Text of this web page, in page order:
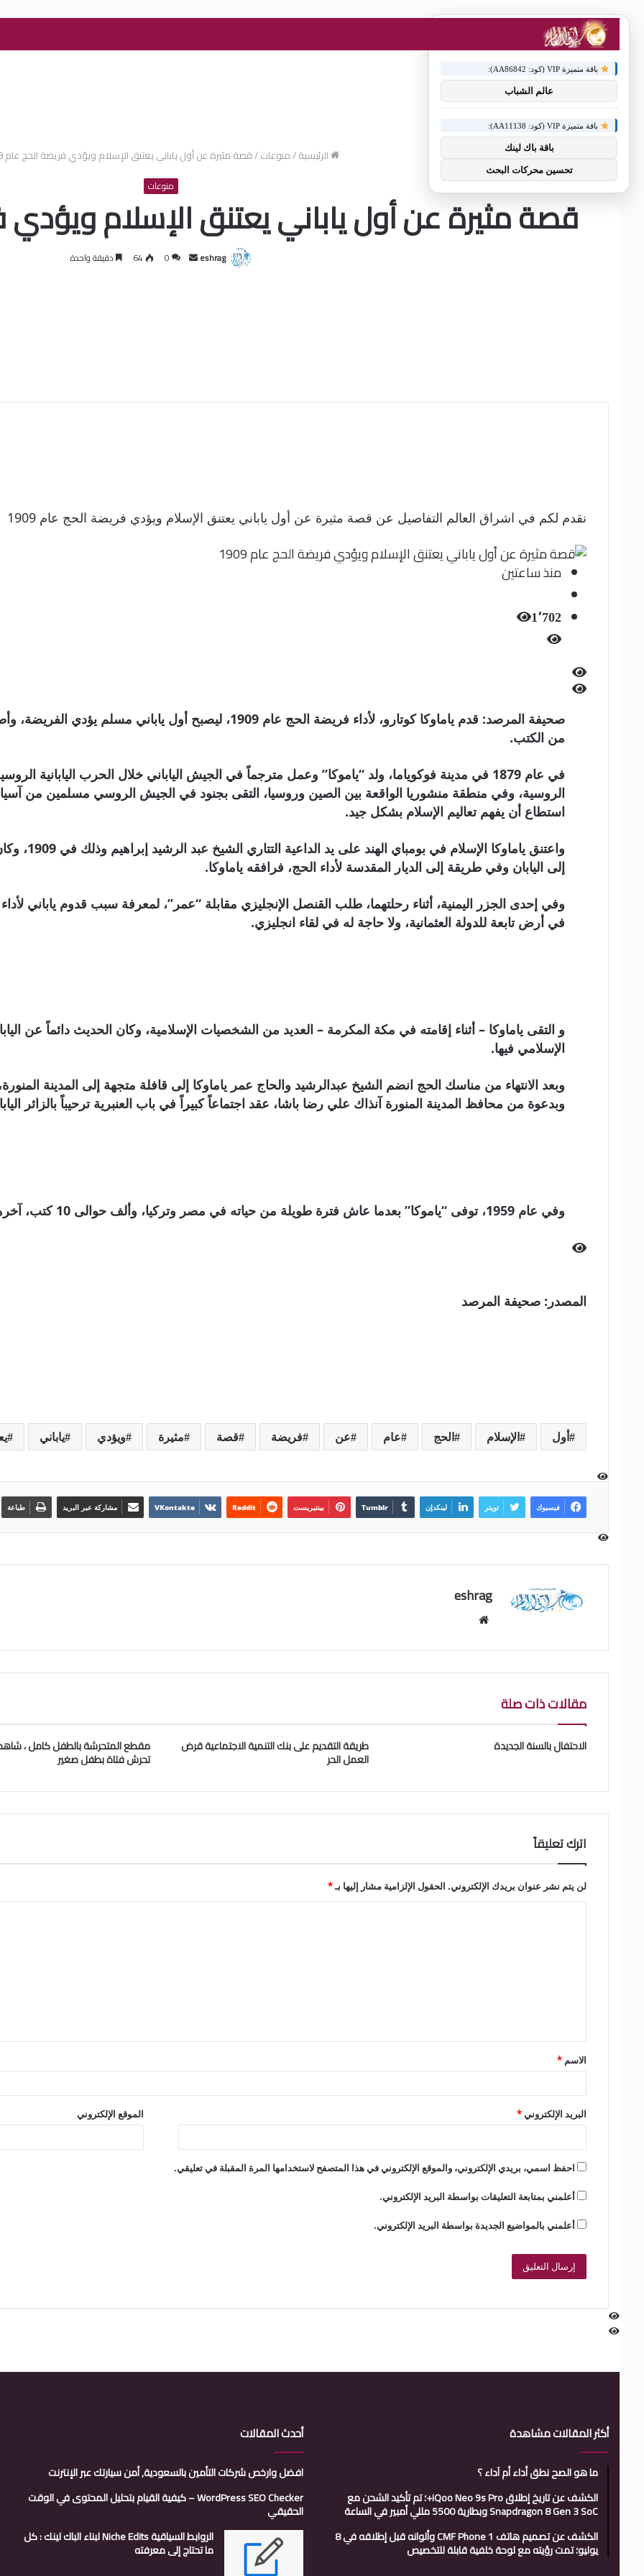
الرئيسية/منوعات/قصة مثيرة عن أول ياباني يعتنق الإسلام ويؤدي فريضة الحج عام 1909
منوعات
قصة مثيرة عن أول ياباني يعتنق الإسلام ويؤدي
eshrag
أرسل 0
64 دقيقة واحدة
نقدم لكم في اشراق العالم التفاصيل عن قصة مثيرة عن أول ياباني يعتنق الإسلام ويؤدي فريضة الحج عام 1909
منذ ساعتين
1٬702
صحيفة المرصد: قدم ياماوكا كوتارو، لأداء فريضة الحج عام 1909، ليصبح
من الكتب.
الروسية، وفي منطقة منشوريا الواقعة بين الصين وروسيا، التقى بجنود في الجيش الروسي مسلمين من
استطاع أن يفهم تعاليم الإسلام بشكل جيد.
واعتنق
إلى اليابان وفي طريقة إلى الديار المقدسة لأداء الحج، فرافقه ياماوكا.
وفي إحدى الجزر اليمنية، أثناء رحلتهما، طلب القنصل الإنجليزي مقابلة “عمر”، لمعرفة سبب قدوم ياباني
في أرض تابعة للدولة العثمانية، ولا حاجة له في لقاء انجليزي.
و التقى ياماوكا – أثناء إقامته في مكة المكرمة – العديد من الشخصيات الإسلامية، وكان الحديث دائماً عن
الإسلامي فيها.
وبعد الانتهاء من مناسك الحج انضم الشيخ عبدالرشيد والحاج عمر ياماوكا إلى قافلة متجهة إلى المدينة
وبدعوة من محافظ المدينة المنورة آنذاك علي رضا باشا، عقد اجتماعاً كبيراً في باب العنبرية ترحيباً بالزائر
وفي عام 1959، توفى “ياموكا” بعدما عاش فترة طويلة من حياته في مصر وتركيا، وألف حوالى 10 كتب، آخرها كان بعنوان “الإسلام واليهودية”.
المصدر: صحيفة المرصد
أول الإسلام الحج عام عن فريضة قصة مثيرة ويؤدي ياباني
فيسبوك تويتر لينكدإن بينتيريست مشاركة عبر البريد طباعة
eshrag
موقع
مقالات ذات صلة
الاحتفال بالسنة الجديدة طريقة التقديم على بنك التنمية الاجتماعية قرض
العمل الحر
مقطع المتحرشة بالطفل كامل ،
تحرش فتاة بطفل صغير
اترك تعليقاً
لن يتم نشر عنوان بريدك الإلكتروني. الحقول الإلزامية مشار إليها بـ*
ق
*
الاسم *
البريد الإلكتروني* الموقع الإلكتروني
احفظ اسمي، بريدي الإلكتروني، والموقع الإلكتروني في هذا المتصفح لاستخدامها المرة المقبلة في تعليقي.
أعلمني بمتابعة التعليقات بواسطة البريد الإلكتروني.
أعلمني بالمواضيع الجديدة بواسطة البريد الإلكتروني.
أكثر المقالات مشاهدة
ما هو الصح نطق أداء أم آداء ؟
الكشف عن تاريخ إطلاق iQoo Neo 9s Pro+؛ تم تأكيد الشحن مع
Snapdragon 8 Gen 3 SoC وبطارية 5500 مللي أمبير في الساعة
الكشف عن تصميم هاتف CMF Phone 1 وألوانه قبل إطلاقه في 8
يوليو؛ تمت رؤيته مع لوحة خلفية قابلة للتخصيص
أحدث المقالات
افضل وارخص شركات التأمين بالسعودية, أمن سيارتك عبر الإنترنت
WordPress SEO Checker – كيفية القيام بتحليل المحتوى في الوقت
الحقيقي
الروابط السياقية Niche Edits لبناء الباك لينك : كل
ما تحتاج إلى معرفته
توصيات :
باقة متميزة VIP (كود: AA86842):
عالم الشباب
باقة متميزة VIP (كود: AA11138):
باقة باك لينك
تحسين محركات البحث